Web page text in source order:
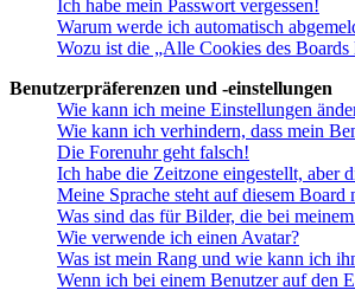
Ich habe mein Passwort vergessen!
Warum werde ich automatisch
Wozu ist die „Alle Cookies des Boards
Benutzerpräferenzen und -einstellungen
Wie kann ich meine Einstellungen
Wie kann ich verhindern, dass mein
Die Forenuhr geht falsch!
Ich habe die Zeitzone eingestellt, aber
Meine Sprache steht auf diesem
Was sind das für Bilder, die bei
Wie verwende ich einen Avatar?
Was ist mein Rang und wie kann ich
Wenn ich bei einem Benutzer auf den